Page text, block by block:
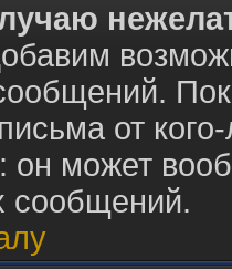
от
он может
сообщений.